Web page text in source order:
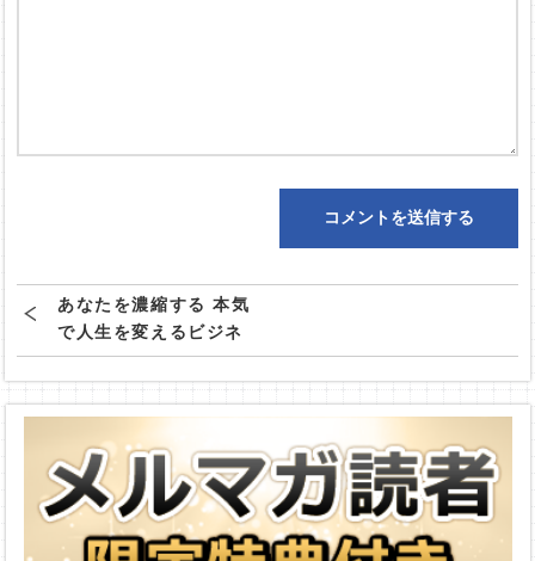
あなたを濃縮する 本気
で人生を変えるビジネ
ススクールとは